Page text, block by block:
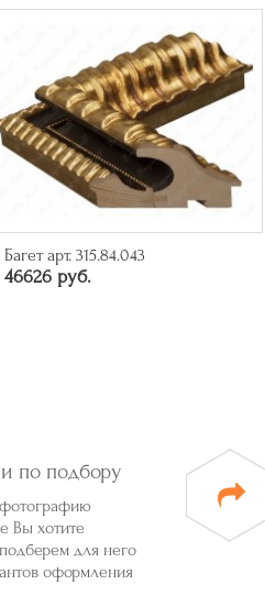
Багет арт. 315.84.043
46626 руб.
по подбору
Вы хотите
для него
оформления